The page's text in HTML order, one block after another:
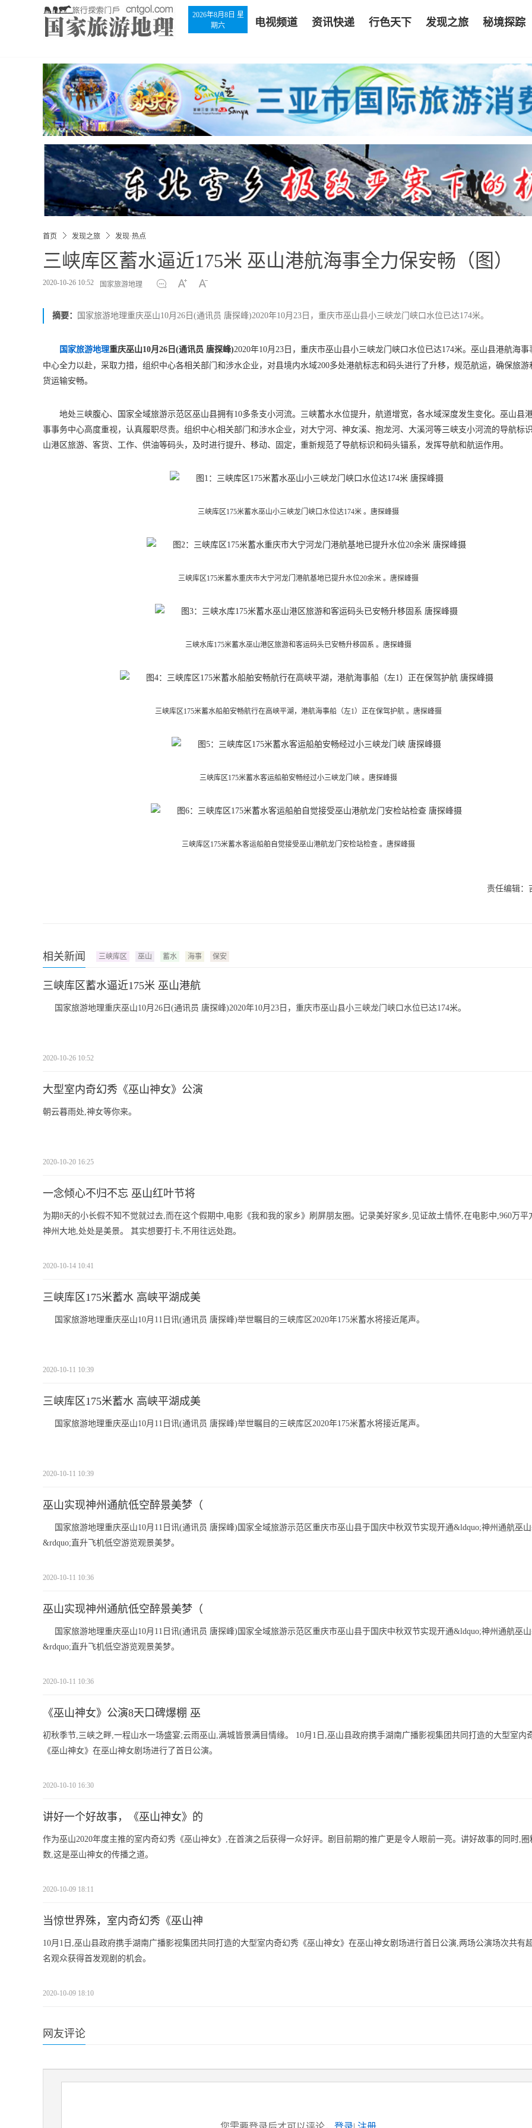
2026年8月8日 星
期六
电视频道 资讯快递 行色天下 发现之旅 秘境探踪
首页 发现之旅 发现·热点
三峡库区蓄水逼近175米 巫山港航海事全力保安畅（图）
2020-10-26 10:52 国家旅游地理
摘要： 国家旅游地理重庆巫山10月26日(通讯员 唐探峰)2020年10月23日，重庆市巫山县小三峡龙门峡口水位已达174米。
国家旅游地理重庆巫山10月26日(通讯员 唐探峰)2020年10月23日，重庆市巫山县小三峡龙门峡口水位已达174米。巫山县港航海事
中心全力以赴，采取力措，组织中心各相关部门和涉水企业，对县境内水域200多处港航标志和码头进行了升移，规范航运，确保旅游
货运输安畅。
地处三峡腹心、国家全域旅游示范区巫山县拥有10多条支小河流。三峡蓄水水位提升，航道增宽，各水域深度发生变化。巫山县
事事务中心高度重视，认真履职尽责。组织中心相关部门和涉水企业，对大宁河、神女溪、抱龙河、大溪河等三峡支小河流的导航标
山港区旅游、客货、工作、供油等码头，及时进行提升、移动、固定，重新规范了导航标识和码头锚系，发挥导航和航运作用。
三峡库区175米蓄水巫山小三峡龙门峡口水位达174米 。唐探峰摄
三峡库区175米蓄水重庆市大宁河龙门港航基地已提升水位20余米 。唐探峰摄
三峡水库175米蓄水巫山港区旅游和客运码头已安畅升移固系 。唐探峰摄
三峡库区175米蓄水船舶安畅航行在高峡平湖，港航海事船（左1）正在保驾护航 。唐探峰摄
三峡库区175米蓄水客运船舶安畅经过小三峡龙门峡 。唐探峰摄
三峡库区175米蓄水客运船舶自觉接受巫山港航龙门安检站检查 。唐探峰摄
责任编辑：
相关新闻 三峡库区 巫山 蓄水 海事 保安
三峡库区蓄水逼近175米 巫山港航
国家旅游地理重庆巫山10月26日(通讯员 唐探峰)2020年10月23日，重庆市巫山县小三峡龙门峡口水位已达174米。
2020-10-26 10:52
大型室内奇幻秀《巫山神女》公演
朝云暮雨处,神女等你来。
2020-10-20 16:25
一念倾心不归不忘 巫山红叶节将
为期8天的小长假不知不觉就过去,而在这个假期中,电影《我和我的家乡》刷屏朋友圈。记录美好家乡,见证故土情怀,在电影中,960万平
神州大地,处处是美景。 其实想要打卡,不用往远处跑。
2020-10-14 10:41
三峡库区175米蓄水 高峡平湖成美
国家旅游地理重庆巫山10月11日讯(通讯员 唐探峰)举世瞩目的三峡库区2020年175米蓄水将接近尾声。
2020-10-11 10:39
三峡库区175米蓄水 高峡平湖成美
国家旅游地理重庆巫山10月11日讯(通讯员 唐探峰)举世瞩目的三峡库区2020年175米蓄水将接近尾声。
2020-10-11 10:39
巫山实现神州通航低空醉景美梦（
国家旅游地理重庆巫山10月11日讯(通讯员 唐探峰)国家全域旅游示范区重庆市巫山县于国庆中秋双节实现开通&ldquo;神州通航巫
&rdquo;直升飞机低空游览观景美梦。
2020-10-11 10:36
巫山实现神州通航低空醉景美梦（
国家旅游地理重庆巫山10月11日讯(通讯员 唐探峰)国家全域旅游示范区重庆市巫山县于国庆中秋双节实现开通&ldquo;神州通航巫
&rdquo;直升飞机低空游览观景美梦。
2020-10-11 10:36
《巫山神女》公演8天口碑爆棚 巫
初秋季节,三峡之畔,一程山水一场盛宴;云雨巫山,满城皆景满目情缘。 10月1日,巫山县政府携手湖南广播影视集团共同打造的大型室内
《巫山神女》在巫山神女剧场进行了首日公演。
2020-10-10 16:30
讲好一个好故事，《巫山神女》的
作为巫山2020年度主推的室内奇幻秀《巫山神女》,在首演之后获得一众好评。剧目前期的推广更是令人眼前一亮。讲好故事的同时,圈
数,这是巫山神女的传播之道。
2020-10-09 18:11
当惊世界殊，室内奇幻秀《巫山神
10月1日,巫山县政府携手湖南广播影视集团共同打造的大型室内奇幻秀《巫山神女》在巫山神女剧场进行首日公演,两场公演场次共有
名观众获得首发观剧的机会。
2020-10-09 18:10
网友评论